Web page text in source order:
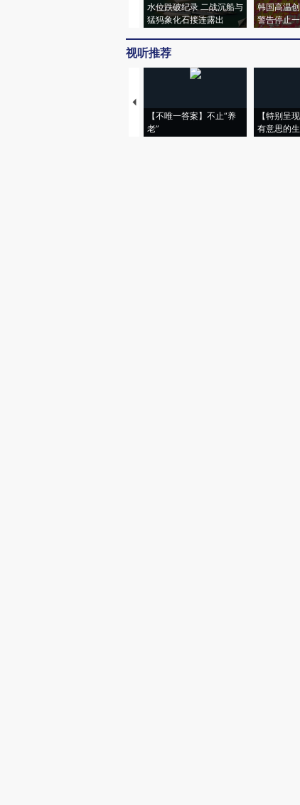
水位跌破纪录 二战沉船与
猛犸象化石接连露出
韩国高温
警告停止
视听推荐
【不唯一答案】不止“养
老”
【特别呈
有意思的